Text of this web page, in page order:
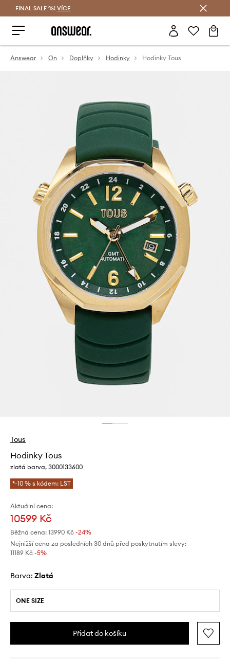
FINAL SALE %! VÍCE
Answear On Doplňky Hodinky Hodinky Tous
Tous
Hodinky Tous
zlatá barva, 3000133600
*-10 % s kódem: LST
Aktuální cena:
10599 Kč
Běžná cena: 13990 Kč -24%
Nejnižší cena za posledních 30 dnů před poskytnutím slevy:
11189 Kč -5%
Barva: zlatá
ONE SIZE
Přidat do košíku